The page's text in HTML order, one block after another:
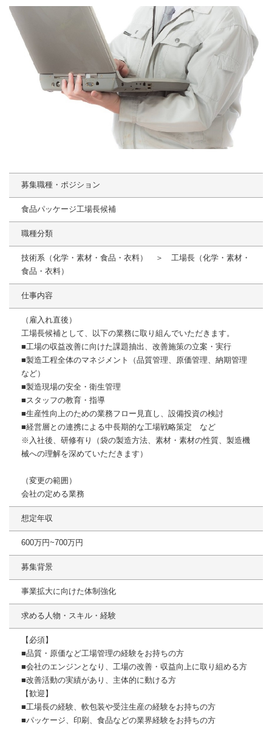
募集職種・ポジション
食品パッケージ工場長候補
職種分類
技術系（化学・素材・食品・衣料） ＞ 工場長（化学・素材・
食品・衣料）
仕事内容
（雇入れ直後）
工場長候補として、以下の業務に取り組んでいただきます。
■工場の収益改善に向けた課題抽出、改善施策の立案・実行
■製造工程全体のマネジメント（品質管理、原価管理、納期管理
など）
■製造現場の安全・衛生管理
■スタッフの教育・指導
■生産性向上のための業務フロー見直し、設備投資の検討
■経営層との連携による中長期的な工場戦略策定 など
※入社後、研修有り（袋の製造方法、素材・素材の性質、製造機
械への理解を深めていただきます）
（変更の範囲）
会社の定める業務
想定年収
600万円~700万円
募集背景
事業拡大に向けた体制強化
求める人物・スキル・経験
【必須】
■品質・原価など工場管理の経験をお持ちの方
■会社のエンジンとなり、工場の改善・収益向上に取り組める方
■改善活動の実績があり、主体的に動ける方
【歓迎】
■工場長の経験、軟包装や受注生産の経験をお持ちの方
■パッケージ、印刷、食品などの業界経験をお持ちの方